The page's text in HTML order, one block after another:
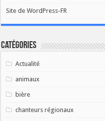
Site de WordPress-FR
Catégories
Actualité
animaux
bière
chanteurs régionaux